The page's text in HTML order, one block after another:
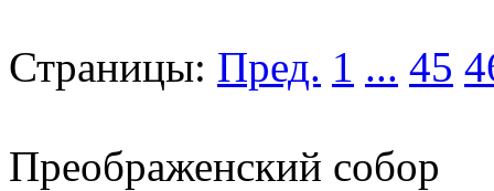
Страницы: Пред. 1 ... 45
Преображенский собор